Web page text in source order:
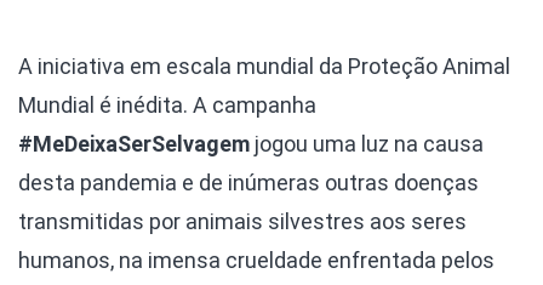
A iniciativa em escala mundial da Proteção Animal
Mundial é inédita. A campanha
#MeDeixaSerSelvagem jogou uma luz na causa
desta pandemia e de inúmeras outras doenças
transmitidas por animais silvestres aos seres
humanos, na imensa crueldade enfrentada pelos